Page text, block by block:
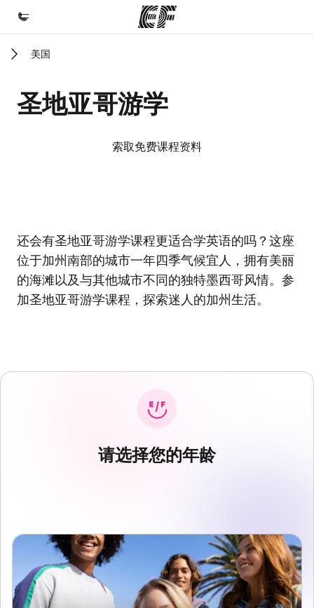
欢迎来到英孚教育
课程
企业文化
职业发展
加入我们
美国
圣地亚哥游学
索取免费课程资料
还会有圣地亚哥游学课程更适合学英语的吗？这座
位于加州南部的城市一年四季气候宜人，拥有美丽
的海滩以及与其他城市不同的独特墨西哥风情。参
加圣地亚哥游学课程，探索迷人的加州生活。
请选择您的年龄